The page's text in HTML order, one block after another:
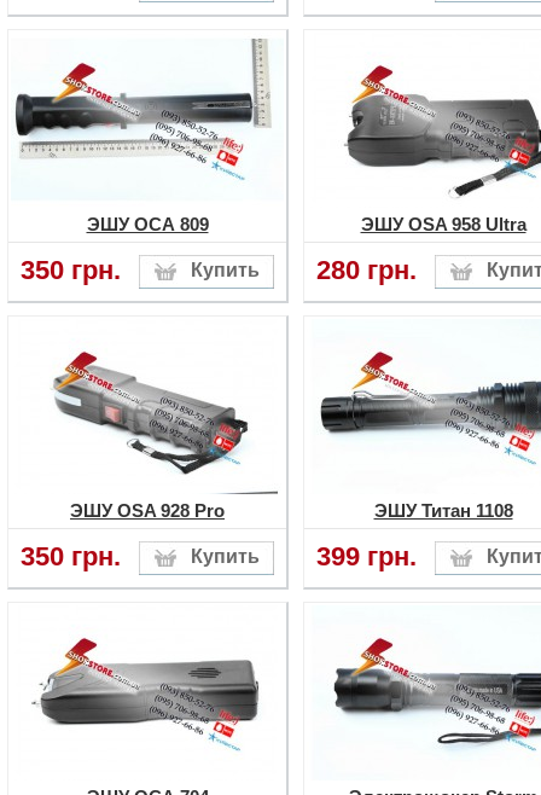
ЭШУ ОСА 809
350 грн.
ЭШУ OSA 958 Ultra
280 грн.
ЭШУ OSA 928 Pro
350 грн.
ЭШУ Титан 1108
399 грн.